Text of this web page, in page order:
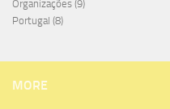
Organizações (9)
Portugal (8)
MORE